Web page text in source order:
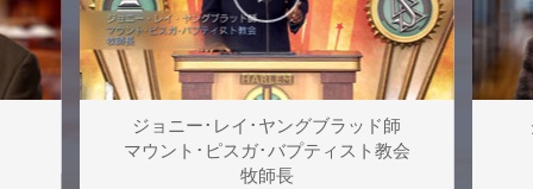
ジョニー･レイ･ヤングブラッド師
マウント･ピスガ･バプティスト教会
牧師長